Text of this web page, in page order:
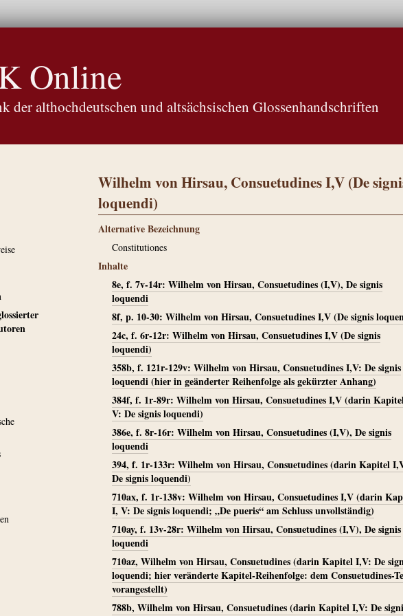
Online
der althochdeutschen und altsächsischen Glossenhandschriften
Wilhelm von Hirsau, Consuetudines I,V (De
loquendi)
Alternative Bezeichnung
Constitutiones
Inhalte
8e, f. 7v-14r: Wilhelm von Hirsau, Consuetudines (I,V), De signis
loquendi
8f, p. 10-30: Wilhelm von Hirsau, Consuetudines I,V (De signis
24c, f. 6r-12r: Wilhelm von Hirsau, Consuetudines I,V (De signis
loquendi)
358b, f. 121r-129v: Wilhelm von Hirsau, Consuetudines I,V: De signis
loquendi (hier in geänderter Reihenfolge als gekürzter Anhang)
384f, f. 1r-89r: Wilhelm von Hirsau, Consuetudines I,V (darin
V: De signis loquendi)
386e, f. 8r-16r: Wilhelm von Hirsau, Consuetudines (I,V), De signis
loquendi
394, f. 1r-133r: Wilhelm von Hirsau, Consuetudines (darin Kapitel
De signis loquendi)
710ax, f. 1r-138v: Wilhelm von Hirsau, Consuetudines I,V (darin
I, V: De signis loquendi; „De pueris“ am Schluss unvollständig)
710ay, f. 13v-28r: Wilhelm von Hirsau, Consuetudines (I,V), De signis
loquendi
710az, Wilhelm von Hirsau, Consuetudines (darin Kapitel I,V: De
loquendi; hier veränderte Kapitel-Reihenfolge: dem Consuetudines-
vorangestellt)
788b, Wilhelm von Hirsau, Consuetudines (darin Kapitel I,V: De